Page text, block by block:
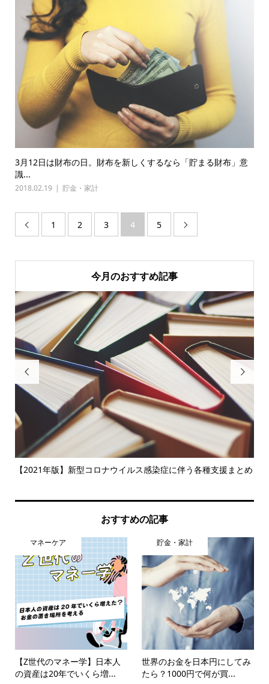
3月12日は財布の日。財布を新しくするなら「貯まる財布」意
識...
2018.02.19 貯金・家計
 1 2 3 4 5 
今月のおすすめ記事

【2021年版】新型コロナウイルス感染症に伴う各種支援まとめ

おすすめの記事
マネーケア
【Z世代のマネー学】日本人
の資産は20年でいくら増...
貯金・家計
世界のお金を日本円にしてみ
たら？1000円で何が買...